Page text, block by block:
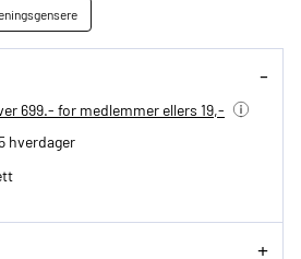
699.- for medlemmer ellers 19,-
hverdager